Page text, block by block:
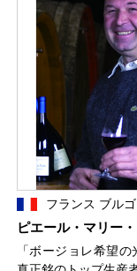
フランス ブルゴ
ピエール・マリー
「ボージョレ希望